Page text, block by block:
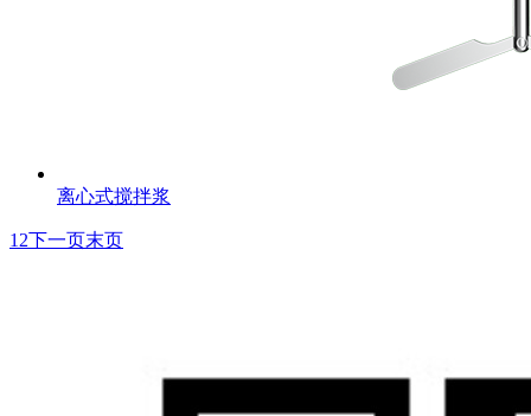
离心式搅拌浆
1 2下一页末页